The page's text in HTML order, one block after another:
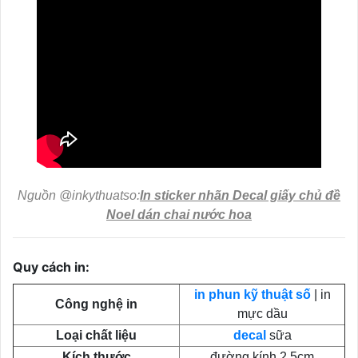
Nguồn @inkythuatso:In sticker nhãn Decal giấy chủ đề
Noel dán chai nước hoa
Quy cách in:
Công nghệ in
in phun kỹ thuật số| in
mực dầu
Loại chất liệu
decal sữa